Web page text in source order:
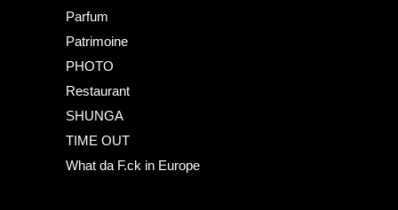
Parfum
Patrimoine
PHOTO
Restaurant
SHUNGA
TIME OUT
What da F.ck in Europe